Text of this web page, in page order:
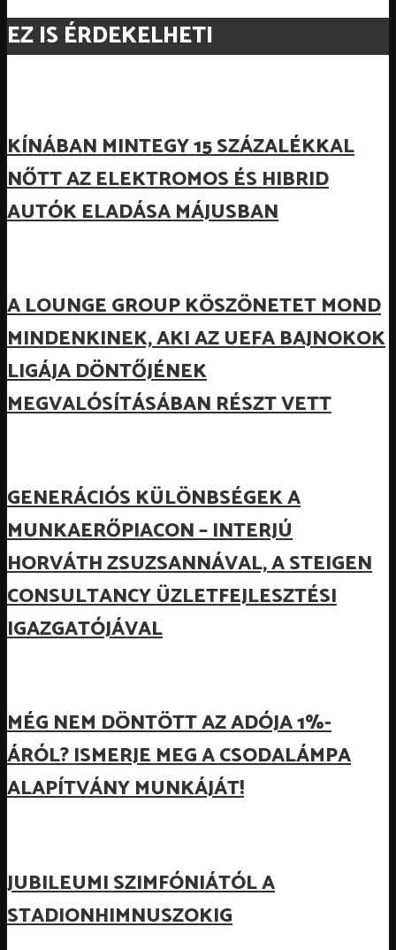
EZ IS ÉRDEKELHETI
KÍNÁBAN MINTEGY 15 SZÁZALÉKKAL
NŐTT AZ ELEKTROMOS ÉS HIBRID
AUTÓK ELADÁSA MÁJUSBAN
A LOUNGE GROUP KÖSZÖNETET MOND
MINDENKINEK, AKI AZ UEFA BAJNOKOK
LIGÁJA DÖNTŐJÉNEK
MEGVALÓSÍTÁSÁBAN RÉSZT VETT
GENERÁCIÓS KÜLÖNBSÉGEK A
MUNKAERŐPIACON – INTERJÚ
HORVÁTH ZSUZSANNÁVAL, A STEIGEN
CONSULTANCY ÜZLETFEJLESZTÉSI
IGAZGATÓJÁVAL
MÉG NEM DÖNTÖTT AZ ADÓJA 1%-
ÁRÓL? ISMERJE MEG A CSODALÁMPA
ALAPÍTVÁNY MUNKÁJÁT!
JUBILEUMI SZIMFÓNIÁTÓL A
STADIONHIMNUSZOKIG